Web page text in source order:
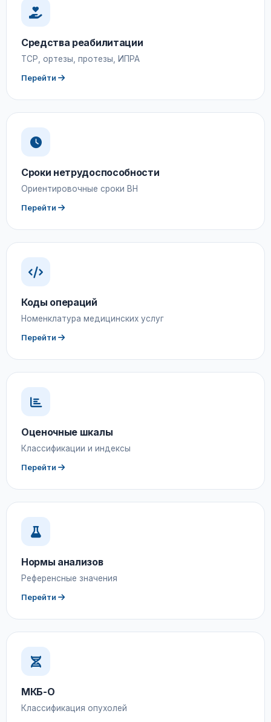
Средства реабилитации
ТСР, ортезы, протезы, ИПРА
Перейти
Сроки нетрудоспособности
Ориентировочные сроки ВН
Перейти
Коды операций
Номенклатура медицинских услуг
Перейти
Оценочные шкалы
Классификации и индексы
Перейти
Нормы анализов
Референсные значения
Перейти
МКБ-О
Классификация опухолей